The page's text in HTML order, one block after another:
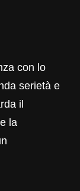
con lo
serietà e
il
la